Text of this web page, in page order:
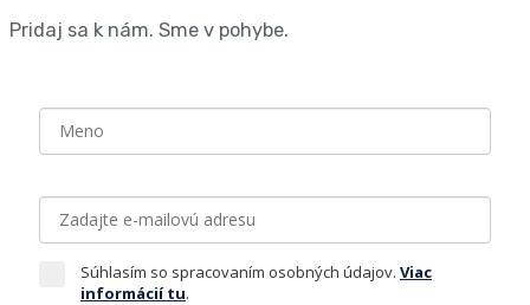
Pridaj sa k nám. Sme v pohybe.
Súhlasím so spracovaním osobných údajov. Viac
informácií tu.